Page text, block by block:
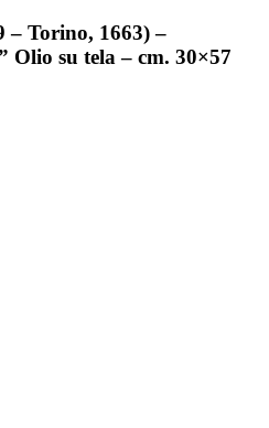
– Torino, 1663) –
Olio su tela – cm. 30×57